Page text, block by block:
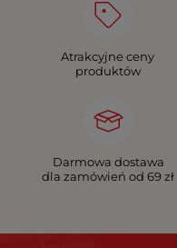
Atrakcyjne ceny
produktów
Darmowa dostawa
dla zamówień od 69 zł